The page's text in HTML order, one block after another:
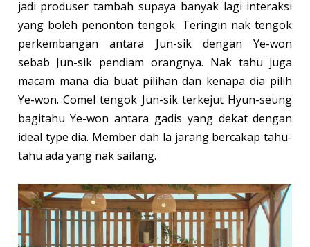
jadi produser tambah supaya banyak lagi interaksi
yang boleh penonton tengok. Teringin nak tengok
perkembangan antara Jun-sik dengan Ye-won
sebab Jun-sik pendiam orangnya. Nak tahu juga
macam mana dia buat pilihan dan kenapa dia pilih
Ye-won. Comel tengok Jun-sik terkejut Hyun-seung
bagitahu Ye-won antara gadis yang dekat dengan
ideal type dia. Member dah la jarang bercakap tahu-
tahu ada yang nak sailang.